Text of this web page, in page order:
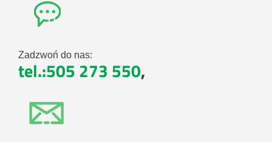
Zadzwoń do nas:
tel.:505 273 550,